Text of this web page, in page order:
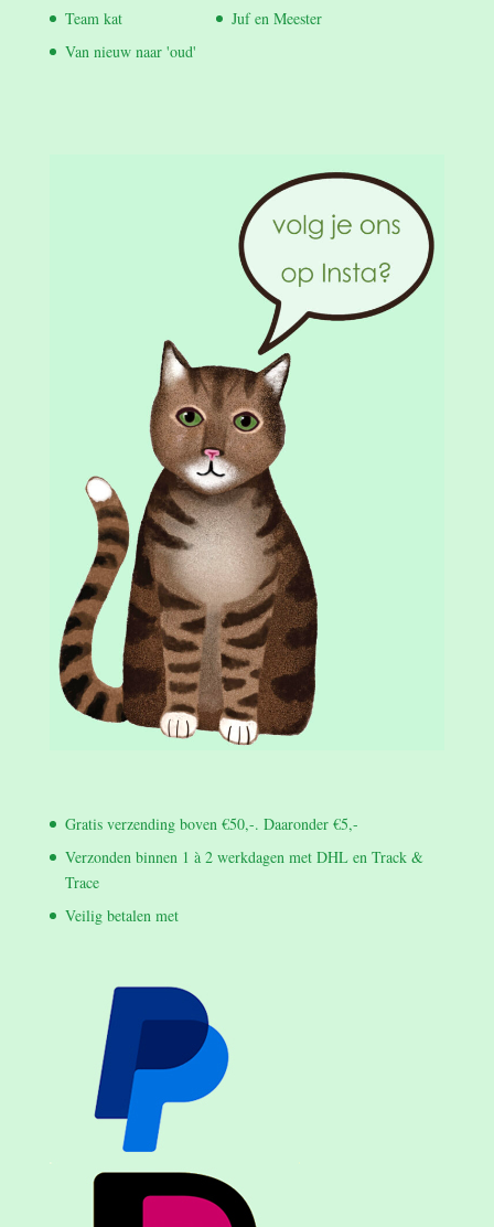
Team kat
Van nieuw naar 'oud'
Juf en Meester
Gratis verzending boven €50,-. Daaronder €5,-
Verzonden binnen 1 à 2 werkdagen met DHL en Track &
Trace
Veilig betalen met